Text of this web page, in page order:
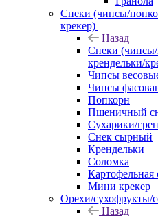
Снеки (чипсы/
крекер)
Назад
Снеки (чипсы/
крендельки/
Чипсы
Чипсы
Попкорн
Пшеничный
Сухарики/
Снек сырный
Крендельки
Соломка
Картофельная
Мини крекер
Орехи/сухофрукты/
Назад